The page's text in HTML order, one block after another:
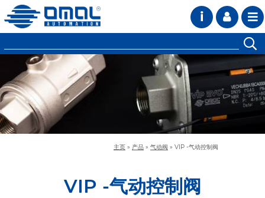
i
主页 » 产品 » 气动阀 » VIP -气动控制阀
VIP -气动控制阀